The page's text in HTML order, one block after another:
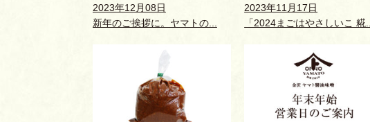
2023年12月08日
新年のご挨拶に。ヤマトの...
2023年11月17日
「2024まごはやさしいこ 糀...